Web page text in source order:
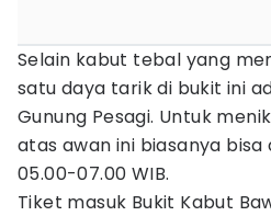
Selain kabut tebal yang
satu daya tarik di bukit ini
Gunung Pesagi. Untuk
atas awan ini biasanya bisa
05.00-07.00 WIB.
Tiket masuk Bukit Kabut